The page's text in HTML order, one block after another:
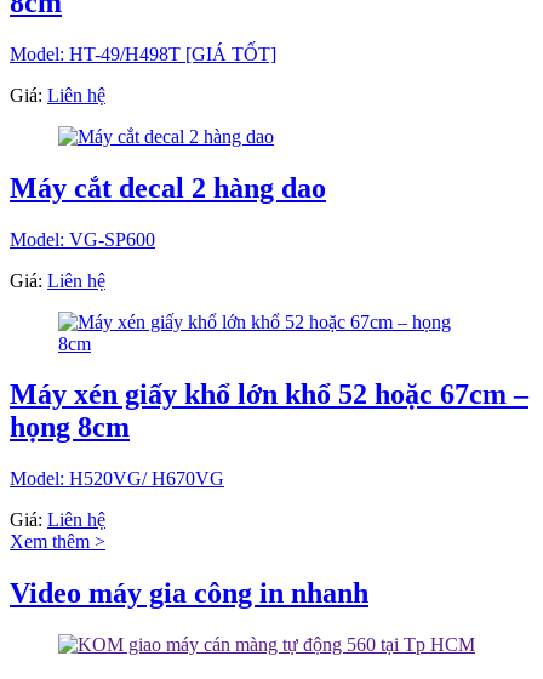
Model: HT-49/H498T [GIÁ TỐT]
Giá: Liên hệ
Máy cắt decal 2 hàng dao
Model: VG-SP600
Giá: Liên hệ
Máy xén giấy khổ lớn khổ 52 hoặc 67cm –
họng 8cm
Model: H520VG/ H670VG
Giá: Liên hệ
Xem thêm >
Video máy gia công in nhanh